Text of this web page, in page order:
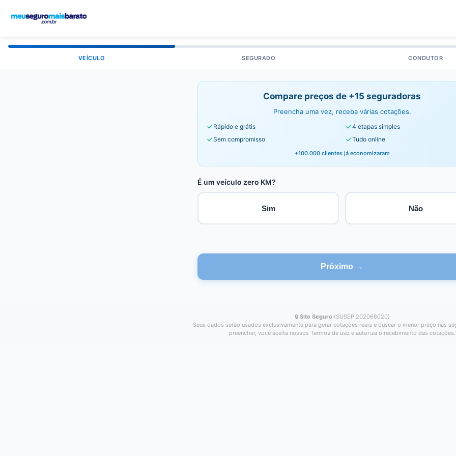
VEÍCULO SEGURADO CONDUTOR
Compare preços de +15 seguradoras
Preencha uma vez, receba várias cotações.
Rápido e grátis
4 etapas simples
Sem compromisso
Tudo online
+100.000 clientes já economizaram
É um veículo zero KM?
Sim Não
Próximo →
🔒 Site Seguro (SUSEP 202068020)
Seus dados serão usados exclusivamente para gerar cotações reais e buscar o menor preço nas
preencher, você aceita nossos Termos de uso e autoriza o recebimento das cotações.